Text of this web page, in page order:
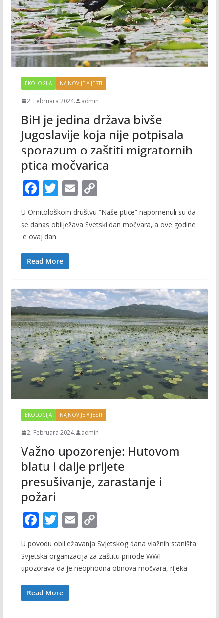
EKOLOGIJA NAJNOVIJE VIJESTI
2. Februara 2024. admin
BiH je jedina država bivše
Jugoslavije koja nije potpisala
sporazum o zaštiti migratornih
ptica močvarica
F
ac
e
b
o
o
T
w
itt
er
E
m
ai
C
p
U Ornitološkom društvu “Naše ptice” napomenuli su da
se danas obilježava Svetski dan močvara, a ove godine
je ovaj dan
Read More
EKOLOGIJA NAJNOVIJE VIJESTI
2. Februara 2024. admin
Važno upozorenje: Hutovom
blatu i dalje prijete
presušivanje, zarastanje i
požari
F
ac
e
b
o
o
T
w
itt
er
E
ai
l
C
p
y
U povodu obilježavanja Svjetskog dana vlažnih staništa
Svjetska organizacija za zaštitu prirode WWF
upozorava da je neophodna obnova močvara, rijeka
Read More